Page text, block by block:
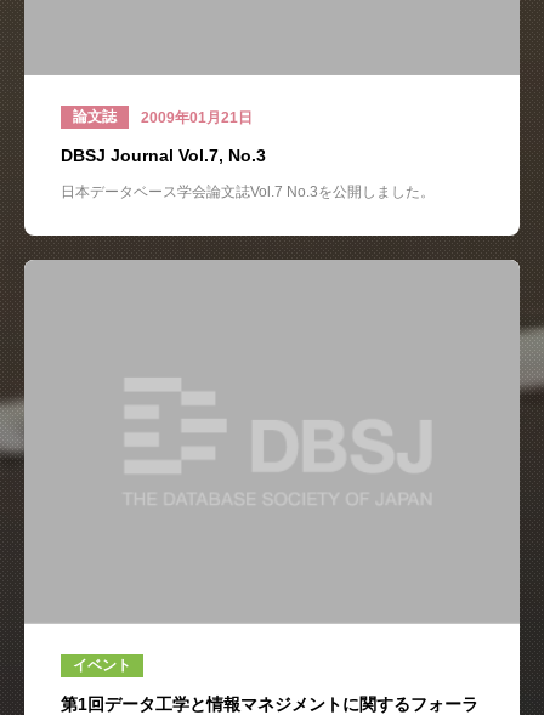
論文誌 2009年01月21日
DBSJ Journal Vol.7, No.3
日本データベース学会論文誌Vol.7 No.3を公開しました。
イベント
第1回データ工学と情報マネジメントに関するフォーラ